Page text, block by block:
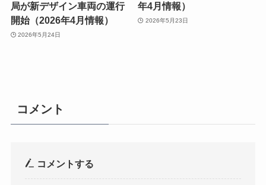
局が新デザイン車両の運行
開始（2026年4月情報）
2026年5月24日
年4月情報）
2026年5月23日
コメント
コメントする